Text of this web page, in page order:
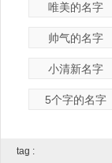
唯美的名字
帅气的名字
小清新名字
5个字的名字
tag :